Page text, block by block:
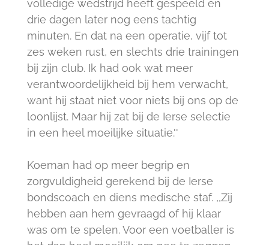
volledige wedstrijd heeft gespeeld en
drie dagen later nog eens tachtig
minuten. En dat na een operatie, vijf tot
zes weken rust, en slechts drie trainingen
bij zijn club. Ik had ook wat meer
verantwoordelijkheid bij hem verwacht,
want hij staat niet voor niets bij ons op de
loonlijst. Maar hij zat bij de Ierse selectie
in een heel moeilijke situatie.''
Koeman had op meer begrip en
zorgvuldigheid gerekend bij de Ierse
bondscoach en diens medische staf. ,,Zij
hebben aan hem gevraagd of hij klaar
was om te spelen. Voor een voetballer is